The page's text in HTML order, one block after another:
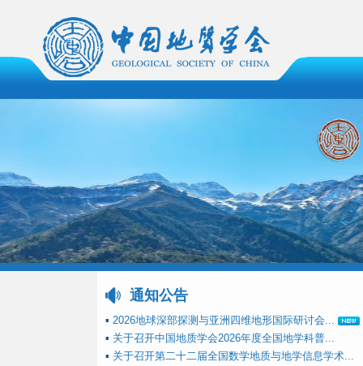
通知公告
▪ 2026地球深部探测与亚洲四维地形国际研讨会...
▪ 关于召开中国地质学会2026年度全国地学科普...
▪ 关于召开第二十二届全国数学地质与地学信息学术...